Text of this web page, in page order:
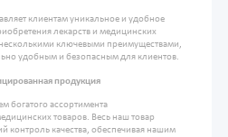
клиентам уникальное и удобное
лекарств и медицинских
несколькими ключевыми преимуществами,
удобным и безопасным для клиентов.
продукция
богатого ассортимента
товаров. Весь наш товар
контроль качества, обеспечивая нашим